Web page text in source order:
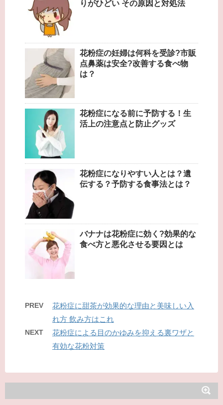
りがひどい その原因と対処法
花粉症の妊婦は何科を受診?市販
点鼻薬は安全?改善する食べ物
は？
花粉症になる前に予防する！生
活上の注意点と防止グッズ
花粉症になりやすい人とは？遺
伝する？予防する食事法とは？
バナナは花粉症に効く?効果的な
食べ方と悪化させる要因とは
PREV
花粉症に甜茶が効果的な理由と美味しい入
れ方 飲み方はこれ
NEXT
花粉症による目のかゆみを抑える裏ワザと
有効な花粉対策